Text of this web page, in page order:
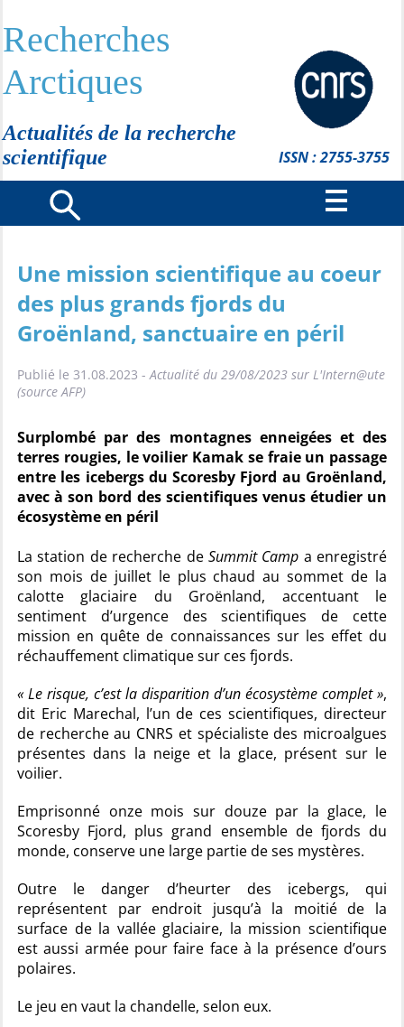
Recherches
Arctiques
Actualités de la recherche
scientifique
ISSN : 2755-3755
Une mission scientifique au coeur
des plus grands fjords du
Groënland, sanctuaire en péril
Publié le 31.08.2023 -Actualité du 29/08/2023 sur L'Intern@ute
(source AFP)
Surplombé par des montagnes enneigées et des
terres rougies, le voilier Kamak se fraie un passage
entre les icebergs du Scoresby Fjord au Groënland,
avec à son bord des scientifiques venus étudier un
écosystème en péril
La station de recherche de Summit Camp a enregistré
son mois de juillet le plus chaud au sommet de la
calotte glaciaire du Groënland, accentuant le
sentiment d’urgence des scientifiques de cette
mission en quête de connaissances sur les effet du
réchauffement climatique sur ces fjords.
« Le risque, c’est la disparition d’un écosystème complet »,
dit Eric Marechal, l’un de ces scientifiques, directeur
de recherche au CNRS et spécialiste des microalgues
présentes dans la neige et la glace, présent sur le
voilier.
Emprisonné onze mois sur douze par la glace, le
Scoresby Fjord, plus grand ensemble de fjords du
monde, conserve une large partie de ses mystères.
Outre le danger d’heurter des icebergs, qui
représentent par endroit jusqu’à la moitié de la
surface de la vallée glaciaire, la mission scientifique
est aussi armée pour faire face à la présence d’ours
polaires.
Le jeu en vaut la chandelle, selon eux.